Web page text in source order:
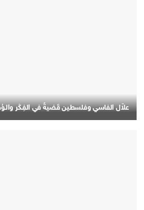
علاّل الفاسي وفلسطين قَضيةٌ في الفِـكْر